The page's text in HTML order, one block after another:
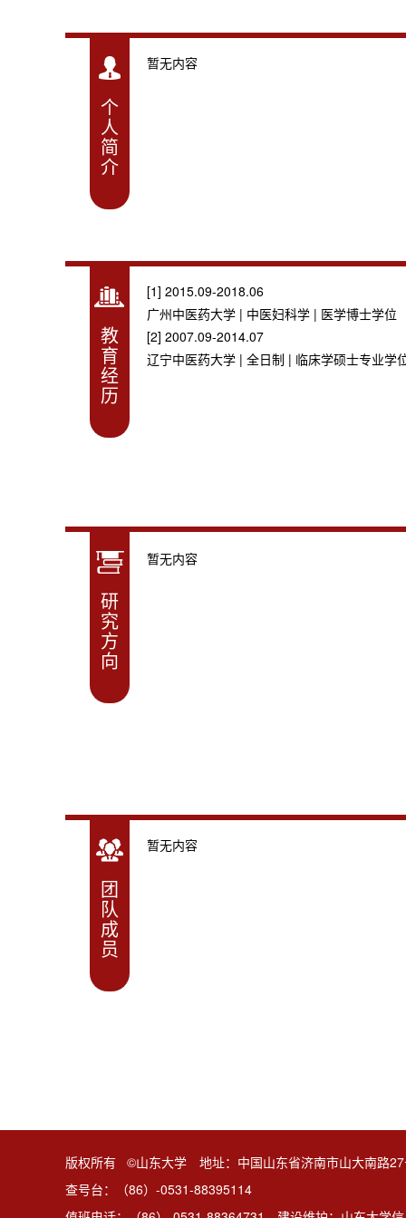
个
人
简
介
暂无内容
教
育
经
历
[1] 2015.09-2018.06
广州中医药大学 | 中医妇科学 | 医学博士学位
[2] 2007.09-2014.07
辽宁中医药大学 | 全日制 | 临床学硕士专业学
研
究
方
向
暂无内容
团
队
成
员
暂无内容
版权所有 ©山东大学 地址：中国山东省济南市山大南
查号台：（86）-0531-88395114